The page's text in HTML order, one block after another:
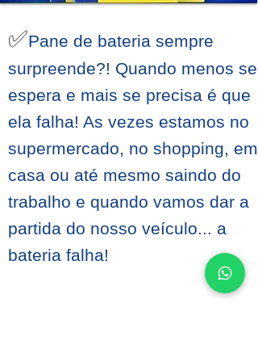
✅Pane de bateria sempre
surpreende?! Quando menos se
espera e mais se precisa é que
ela falha! As vezes estamos no
supermercado, no shopping, em
casa ou até mesmo saindo do
trabalho e quando vamos dar a
partida do nosso veículo... a
bateria falha!